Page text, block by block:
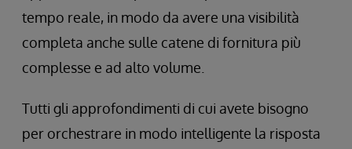
tempo reale, in modo da avere una visibilità
completa anche sulle catene di fornitura più
complesse e ad alto volume.
Tutti gli approfondimenti di cui avete bisogno
per orchestrare in modo intelligente la risposta